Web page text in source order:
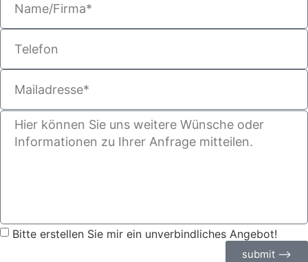
Bitte erstellen Sie mir ein unverbindliches Angebot!
submit ⟶